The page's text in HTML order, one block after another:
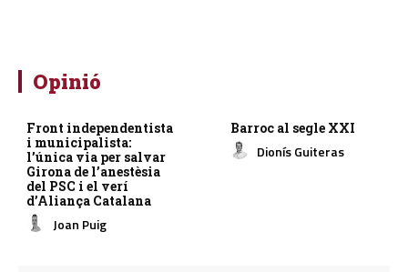
Opinió
Front independentista
i municipalista:
l’única via per salvar
Girona de l’anestèsia
del PSC i el verí
d’Aliança Catalana
Joan Puig
Barroc al segle XXI
Dionís Guiteras